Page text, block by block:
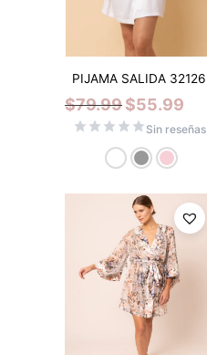
PIJAMA SALIDA 32126
$79.99$55.99
Sin reseñas